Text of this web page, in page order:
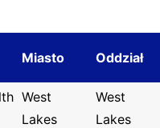
Miasto Oddział
West
Lakes
West
Lakes